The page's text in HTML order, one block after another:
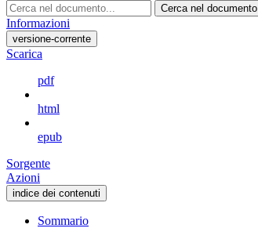
Cerca nel documento
Informazioni
versione-corrente
Scarica
pdf
html
epub
Sorgente
Azioni
indice dei contenuti
Sommario